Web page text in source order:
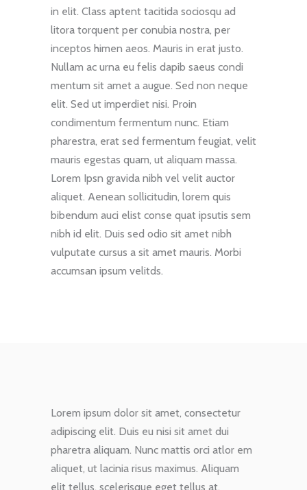
in elit. Class aptent tacitida sociosqu ad
litora torquent per conubia nostra, per
inceptos himen aeos. Mauris in erat justo.
Nullam ac urna eu felis dapib saeus condi
mentum sit amet a augue. Sed non neque
elit. Sed ut imperdiet nisi. Proin
condimentum fermentum nunc. Etiam
pharestra, erat sed fermentum feugiat, velit
mauris egestas quam, ut aliquam massa.
Lorem Ipsn gravida nibh vel velit auctor
aliquet. Aenean sollicitudin, lorem quis
bibendum auci elist conse quat ipsutis sem
nibh id elit. Duis sed odio sit amet nibh
vulputate cursus a sit amet mauris. Morbi
accumsan ipsum velitds.
Lorem ipsum dolor sit amet, consectetur
adipiscing elit. Duis eu nisi sit amet dui
pharetra aliquam. Nunc mattis orci atlor em
aliquet, ut lacinia risus maximus. Aliquam
elit tellus, scelerisque eget tellus at,